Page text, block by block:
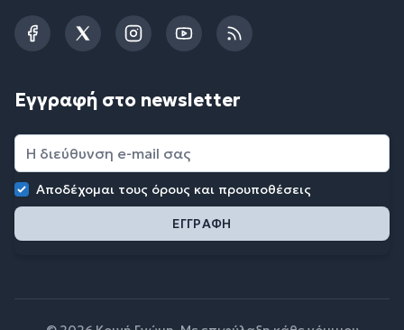
FacebookTwitterInstagramYouTubeRSS
Εγγραφή στο newsletter
Αποδέχομαι τους όρους και προυποθέσεις